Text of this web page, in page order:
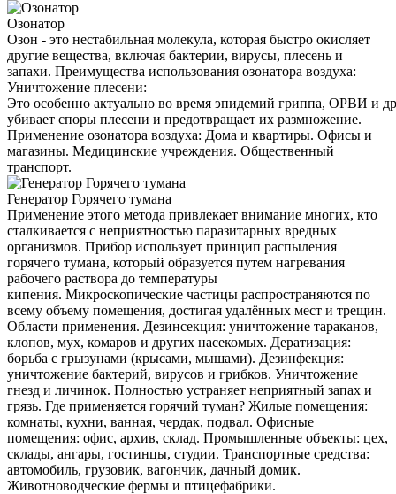
Озонатор
Озон - это нестабильная молекула, которая быстро окисляет
другие вещества, включая бактерии, вирусы, плесень и
запахи. Преимущества использования озонатора воздуха:
Уничтожение плесени:
Это особенно актуально во время эпидемий гриппа, ОРВИ и
убивает споры плесени и предотвращает их размножение.
Применение озонатора воздуха: Дома и квартиры. Офисы и
магазины. Медицинские учреждения. Общественный
транспорт.
Генератор Горячего тумана
Применение этого метода привлекает внимание многих, кто
сталкивается с неприятностью паразитарных вредных
организмов. Прибор использует принцип распыления
горячего тумана, который образуется путем нагревания
рабочего раствора до температуры
кипения. Микроскопические частицы распространяются по
всему объему помещения, достигая удалённых мест и трещин.
Области применения. Дезинсекция: уничтожение тараканов,
клопов, мух, комаров и других насекомых. Дератизация:
борьба с грызунами (крысами, мышами). Дезинфекция:
уничтожение бактерий, вирусов и грибков. Уничтожение
гнезд и личинок. Полностью устраняет неприятный запах и
грязь. Где применяется горячий туман? Жилые помещения:
комнаты, кухни, ванная, чердак, подвал. Офисные
помещения: офис, архив, склад. Промышленные объекты: цех,
склады, ангары, гостинцы, студии. Транспортные средства:
автомобиль, грузовик, вагончик, дачный домик.
Животноводческие фермы и птицефабрики.